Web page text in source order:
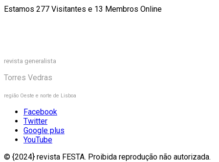
Estamos 277 Visitantes e 13 Membros Online
revista generalista
Torres Vedras
região Oeste e norte de Lisboa
Facebook
Twitter
Google plus
YouTube
© {2024} revista FESTA. Proibida reprodução não autorizada.